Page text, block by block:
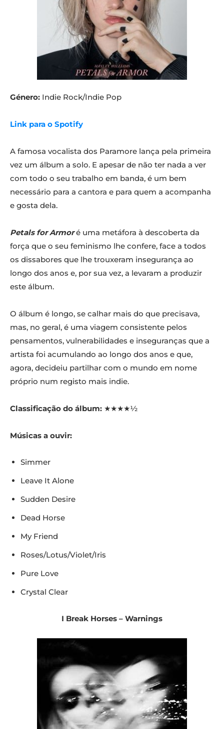
Género: Indie Rock/Indie Pop
Link para o Spotify
A famosa vocalista dos Paramore lança pela primeira
vez um álbum a solo. E apesar de não ter nada a ver
com todo o seu trabalho em banda, é um bem
necessário para a cantora e para quem a acompanha
e gosta dela.
Petals for Armor é uma metáfora à descoberta da
força que o seu feminismo lhe confere, face a todos
os dissabores que lhe trouxeram insegurança ao
longo dos anos e, por sua vez, a levaram a produzir
este álbum.
O álbum é longo, se calhar mais do que precisava,
mas, no geral, é uma viagem consistente pelos
pensamentos, vulnerabilidades e inseguranças que a
artista foi acumulando ao longo dos anos e que,
agora, decideiu partilhar com o mundo em nome
próprio num registo mais indie.
Classificação do álbum: ★★★★½
Músicas a ouvir:
Simmer
Leave It Alone
Sudden Desire
Dead Horse
My Friend
Roses/Lotus/Violet/Iris
Pure Love
Crystal Clear
I Break Horses – Warnings